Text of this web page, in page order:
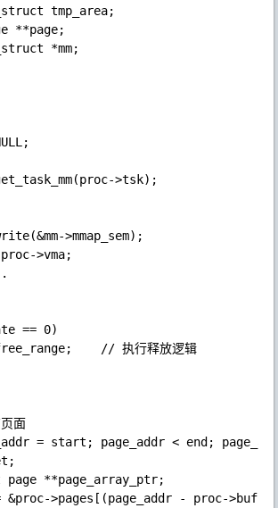
tmp_area;
**page;
*mm;
>tsk);
>mmap_sem);
>vma;
== 0)
// 执行释放逻辑
面
= start; page_addr < end;
page **page_array_ptr;
&proc->pages[(page_addr - proc-